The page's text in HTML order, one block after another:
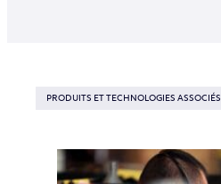
PRODUITS ET TECHNOLOGIES ASSOCIÉS